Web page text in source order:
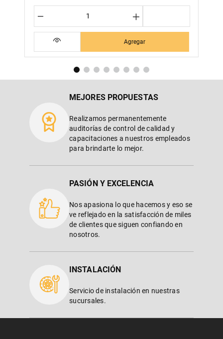
＋
－
Agregar
MEJORES PROPUESTAS
Realizamos permanentemente
auditorías de control de calidad y
capacitaciones a nuestros empleados
para brindarte lo mejor.
PASIÓN Y EXCELENCIA
Nos apasiona lo que hacemos y eso se
ve reflejado en la satisfacción de miles
de clientes que siguen confiando en
nosotros.
INSTALACIÓN
Servicio de instalación en nuestras
sucursales.